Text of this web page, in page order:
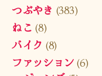
つぶやき (383)
ねこ (8)
バイク (8)
ファッション(6)